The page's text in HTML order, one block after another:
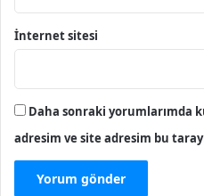
İnternet sitesi
Daha sonraki yorumlarımda
adresim ve site adresim bu